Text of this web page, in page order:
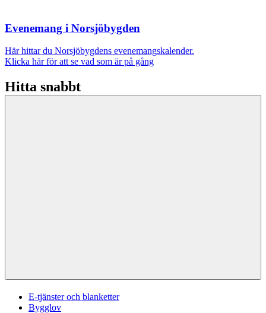
Evenemang i Norsjöbygden
Här hittar du Norsjöbygdens evenemangskalender.
Klicka här för att se vad som är på gång
Hitta snabbt
E-tjänster och blanketter
Bygglov